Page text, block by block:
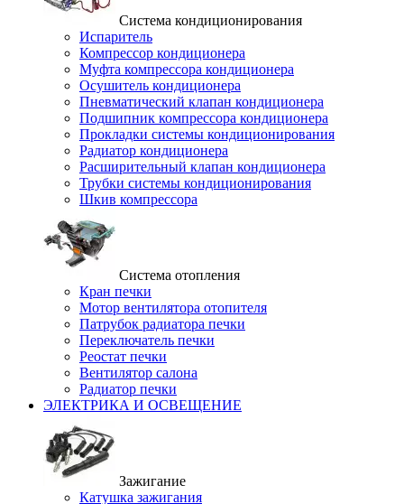
Система кондиционирования
Испаритель
Компрессор кондиционера
Муфта компрессора кондиционера
Осушитель кондиционера
Пневматический клапан кондиционера
Подшипник компрессора кондиционера
Прокладки системы кондиционирования
Радиатор кондиционера
Расширительный клапан кондиционера
Трубки системы кондиционирования
Шкив компрессора
Система отопления
Кран печки
Мотор вентилятора отопителя
Патрубок радиатора печки
Переключатель печки
Реостат печки
Вентилятор салона
Радиатор печки
ЭЛЕКТРИКА И ОСВЕЩЕНИЕ
Зажигание
Катушка зажигания